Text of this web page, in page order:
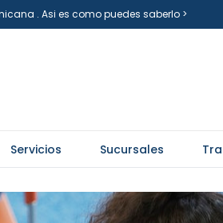
. Asi es como puedes saberlo >
Servicios Sucursales